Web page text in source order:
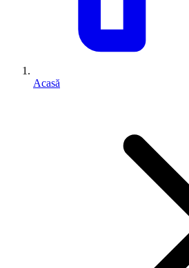
Acasă